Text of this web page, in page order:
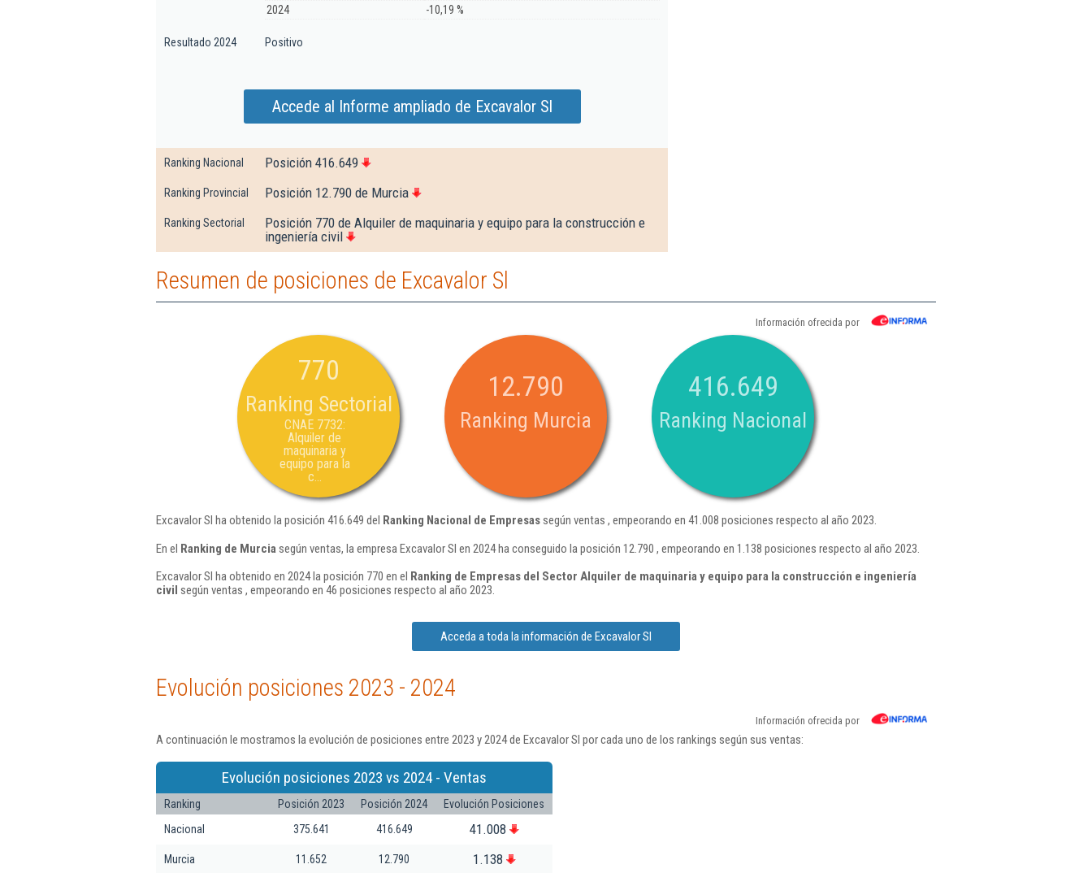
2024
-10,19 %
Resultado 2024 Positivo
Accede al Informe ampliado de Excavalor Sl
Ranking Nacional Posición 416.649
Ranking Provincial Posición 12.790 de Murcia
Ranking Sectorial
Posición 770 de Alquiler de maquinaria y equipo para la construcción e
ingeniería civil
Resumen de posiciones de Excavalor Sl
Información ofrecida por
770
Ranking Sectorial
CNAE 7732:
Alquiler de
maquinaria y
equipo para la
c...
12.790
Ranking Murcia
416.649
Ranking Nacional
Excavalor Sl ha obtenido la posición 416.649 del Ranking Nacional de Empresassegún ventas , empeorando en 41.008 posiciones respecto al año 2023.
En el Ranking de Murcia según ventas, la empresa Excavalor Sl en 2024 ha conseguido la posición 12.790 , empeorando en 1.138 posiciones respecto al año 2023.
Excavalor Sl ha obtenido en 2024 la posición 770 en el Ranking de Empresas del Sector Alquiler de maquinaria y equipo para la construcción e ingeniería
civil según ventas , empeorando en 46 posiciones respecto al año 2023.
Acceda a toda la información de Excavalor Sl
Evolución posiciones 2023 - 2024
Información ofrecida por
A continuación le mostramos la evolución de posiciones entre 2023 y 2024 de Excavalor Sl por cada uno de los rankings según sus ventas:
Evolución posiciones 2023 vs 2024 - Ventas
Ranking Posición 2023 Posición 2024
Evolución Posiciones
Nacional
375.641 416.649 41.008
Murcia 11.652 12.790 1.138